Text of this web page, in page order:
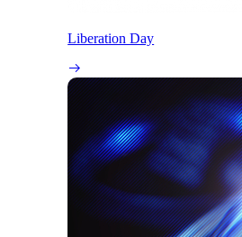
Liberation Day